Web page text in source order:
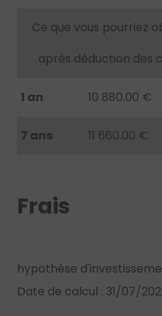
Ce que vous pourriez
après déduction des
1 an 10 880.00 €
7 ans 11 660.00 €
Frais
hypothèse
Date de calcul : 31/07/